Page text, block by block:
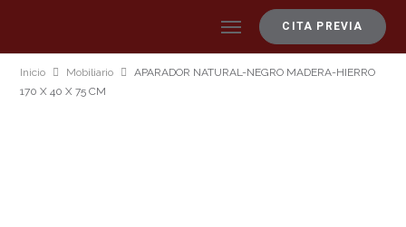
CITA PREVIA
Inicio Mobiliario
APARADOR NATURAL-NEGRO MADERA-HIERRO
170 X 40 X 75 CM